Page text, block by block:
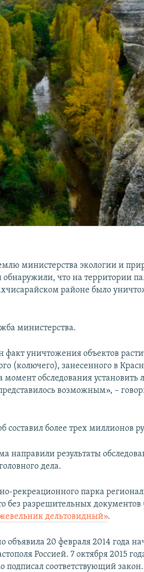
министерства экологии и
обнаружили, что на территории
районе было
министерства.
факт уничтожения объектов
(колючего), занесенного в
обследования установить
возможным», –
более трех миллионов
результаты
дела.
рекреационного парка
без разрешительных документов
дельтовидный».
20 февраля 2014 года
Россией. 7 октября 2015
соответствующий закон.